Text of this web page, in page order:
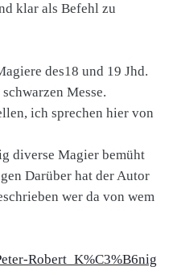
klar als Befehl zu
des18 und 19 Jhd.
Messe.
ich sprechen hier von
diverse Magier bemüht
Darüber hat der Autor
wer da von wem
Robert_K%C3%B6nig